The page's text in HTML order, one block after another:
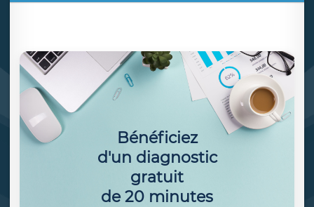
Bénéficiez
d'un diagnostic
gratuit
de 20 minutes